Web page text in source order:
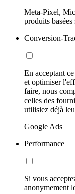
Meta-Pixel,
produits
Conversion-
En acceptant
et optimiser
faire, nous
celles des
utilisiez déjà
Google Ads
Performance
Si vous
anonymement